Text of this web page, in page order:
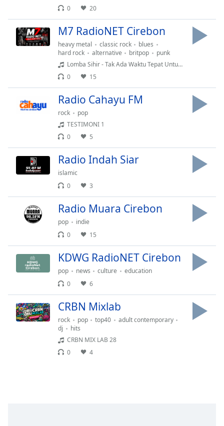
Caption
Opacity
Edge
Close
dialog
0
20
M7 RadioNET Cirebon
heavy metal classic rock
blues
hard rock
alternative britpop
punk
Lomba Sihir - Tak Ada Waktu Tepat Untuk Berita Buruk
0
15
Radio Cahayu FM
rock
pop
TESTIMONI 1
0
5
Radio Indah Siar
islamic
0
3
Radio Muara Cirebon
pop
indie
0
15
KDWG RadioNET Cirebon
pop news culture
education
0
6
CRBN Mixlab
rock pop top40
adult contemporary
dj
hits
CRBN MIX LAB 28
0
4